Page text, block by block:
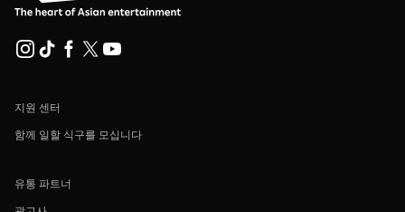
지원 센터
함께 일할 식구를 모십니다
유통 파트너